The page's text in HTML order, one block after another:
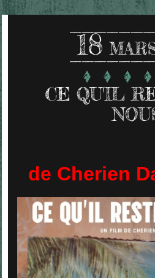
18
CE QU'IL
de Cherien